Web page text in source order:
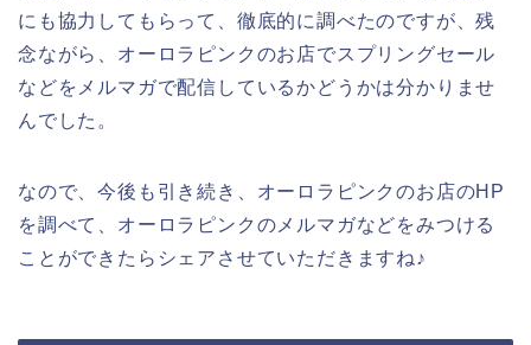
にも協力してもらって、徹底的に調べたのですが、残
念ながら、オーロラピンクのお店でスプリングセール
などをメルマガで配信しているかどうかは分かりませ
んでした。
なので、今後も引き続き、オーロラピンクのお店のHP
を調べて、オーロラピンクのメルマガなどをみつける
ことができたらシェアさせていただきますね♪